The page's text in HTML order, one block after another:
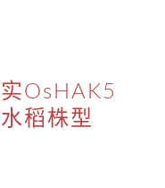
OsHAK5
稻株型